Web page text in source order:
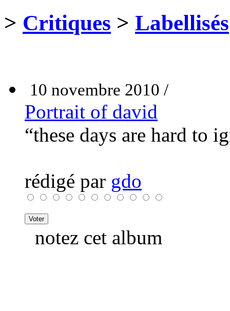
> Critiques > Labellisés
10 novembre 2010 /
Portrait of david
“these days are hard to
rédigé par gdo
notez cet album